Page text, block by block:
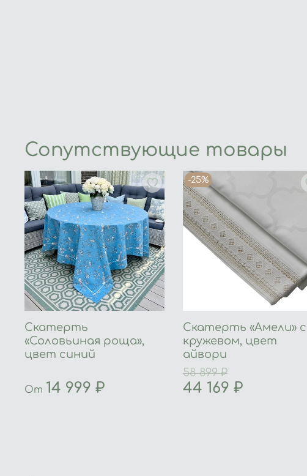
Сопутствующие товары
Скатерть
«Соловьиная роща»,
цвет синий
От 14 999 ₽
-25%
Скатерть «Амели» с
кружевом, цвет
айвори
58 899 ₽
44 169 ₽